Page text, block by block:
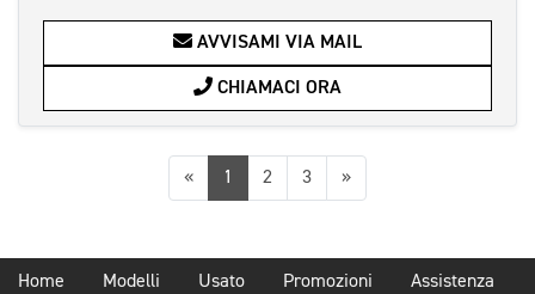
AVVISAMI VIA MAIL
CHIAMACI ORA
«Precedente
1 2 3 »Successiva
Home Modelli Usato Promozioni Assistenza